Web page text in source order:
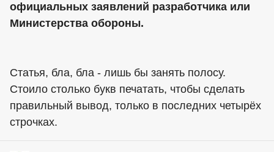
официальных заявлений разработчика или
Министерства обороны.
Статья, бла, бла - лишь бы занять полосу.
Стоило столько букв печатать, чтобы сделать
правильный вывод, только в последних четырёх
строчках.